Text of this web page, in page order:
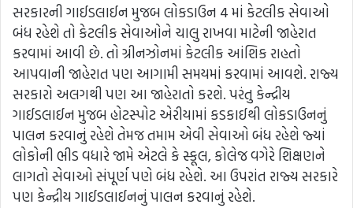
સરકારની ગાઈડલાઈન મુજબ લોકડાઉન 4 માં કેટલીક સેવાઓ
બંધ રહેશે તો કેટલીક સેવાઓને ચાલુ રાખવા માટેની જાહેરાત
કરવામાં આવી છે. તો ગ્રીનઝોનમાં કેટલીક આંશિક રાહતો
આપવાની જાહેરાત પણ આગામી સમયમાં કરવામાં આવશે. રાજ્ય
સરકારો અલગથી પણ આ જાહેરાતો કરશે. પરંતુ કેન્દ્રીય
ગાઈડલાઈન મુજબ હોટસ્પોટ એરીયામાં કડકાઈથી લોકડાઉનનું
પાલન કરવાનું રહેશે તેમજ તમામ એવી સેવાઓ બંધ રહેશે જ્યાં
લોકોની ભીડ વધારે જામે એટલે કે સ્કૂલ, કોલેજ વગેરે શિક્ષણને
લાગતો સેવાઓ સંપૂર્ણ પણે બંધ રહેશે. આ ઉપરાંત રાજ્ય સરકારે
પણ કેન્દ્રીય ગાઈડલાઈનનું પાલન કરવાનું રહેશે.